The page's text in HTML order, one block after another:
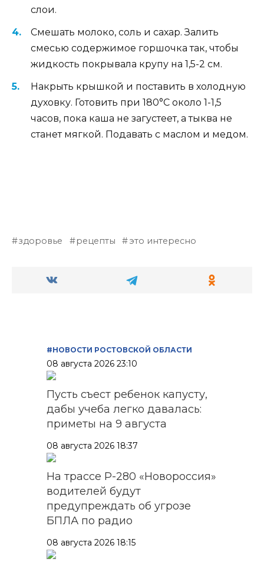
слои.
Смешать молоко, соль и сахар. Залить
смесью содержимое горшочка так, чтобы
жидкость покрывала крупу на 1,5-2 см.
Накрыть крышкой и поставить в холодную
духовку. Готовить при 180°C около 1-1,5
часов, пока каша не загустеет, а тыква не
станет мягкой. Подавать с маслом и медом.
здоровье рецепты это интересно
#НОВОСТИ РОСТОВСКОЙ ОБЛАСТИ
08 августа 2026 23:10
Пусть съест ребенок капусту,
дабы учеба легко давалась:
приметы на 9 августа
08 августа 2026 18:37
На трассе Р-280 «Новороссия»
водителей будут
предупреждать об угрозе
БПЛА по радио
08 августа 2026 18:15